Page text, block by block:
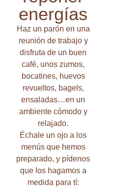
energías
Haz un parón en una
reunión de trabajo y
disfruta de un buen
café, unos zumos,
bocatines, huevos
revueltos, bagels,
ensaladas…en un
ambiente cómodo y
relajado.
Échale un ojo a los
menús que hemos
preparado, y pídenos
que los hagamos a
medida para tí: